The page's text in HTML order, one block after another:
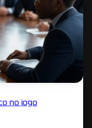
no jogo